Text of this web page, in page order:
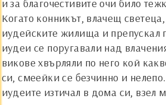
и за благочестивите очи било
Когато конникът, влачещ
иудейските жилища и препускал
иудеи се поругавали над
викове хвърляли по него кой
си, смеейки се безчинно и
иудеите изтичал в дома си, взел